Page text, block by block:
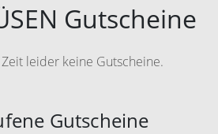
Gutscheine
Zeit leider keine Gutscheine.
Gutscheine